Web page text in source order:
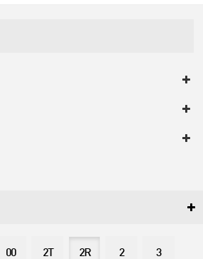
00 2T 2R 2 3